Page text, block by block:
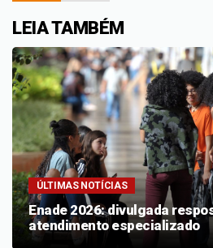
LEIA TAMBÉM
ÚLTIMAS NOTÍCIAS
Enade 2026: divulgada
atendimento especializado